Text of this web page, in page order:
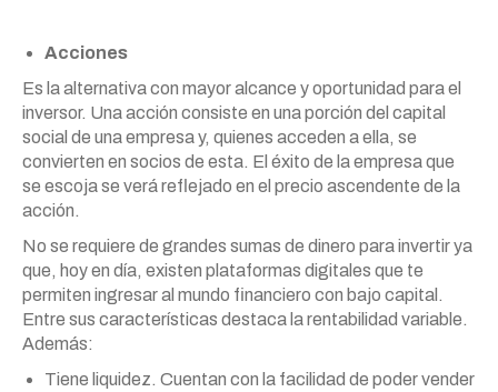
Acciones
Es la alternativa con mayor alcance y oportunidad para el
inversor. Una acción consiste en una porción del capital
social de una empresa y, quienes acceden a ella, se
convierten en socios de esta. El éxito de la empresa que
se escoja se verá reflejado en el precio ascendente de la
acción.
No se requiere de grandes sumas de dinero para invertir ya
que, hoy en día, existen plataformas digitales que te
permiten ingresar al mundo financiero con bajo capital.
Entre sus características destaca la rentabilidad variable.
Además:
Tiene liquidez. Cuentan con la facilidad de poder vender